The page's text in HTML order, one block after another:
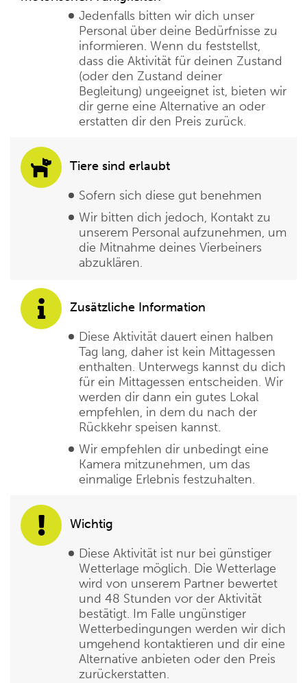
Jedenfalls bitten wir dich unser
Personal über deine Bedürfnisse zu
informieren. Wenn du feststellst,
dass die Aktivität für deinen Zustand
(oder den Zustand deiner
Begleitung) ungeeignet ist, bieten wir
dir gerne eine Alternative an oder
erstatten dir den Preis zurück.
Tiere sind erlaubt
Sofern sich diese gut benehmen
Wir bitten dich jedoch, Kontakt zu
unserem Personal aufzunehmen, um
die Mitnahme deines Vierbeiners
abzuklären.
Zusätzliche Information
Diese Aktivität dauert einen halben
Tag lang, daher ist kein Mittagessen
enthalten. Unterwegs kannst du dich
für ein Mittagessen entscheiden. Wir
werden dir dann ein gutes Lokal
empfehlen, in dem du nach der
Rückkehr speisen kannst.
Wir empfehlen dir unbedingt eine
Kamera mitzunehmen, um das
einmalige Erlebnis festzuhalten.
Wichtig
Diese Aktivität ist nur bei günstiger
Wetterlage möglich. Die Wetterlage
wird von unserem Partner bewertet
und 48 Stunden vor der Aktivität
bestätigt. Im Falle ungünstiger
Wetterbedingungen werden wir dich
umgehend kontaktieren und dir eine
Alternative anbieten oder den Preis
zurückerstatten.